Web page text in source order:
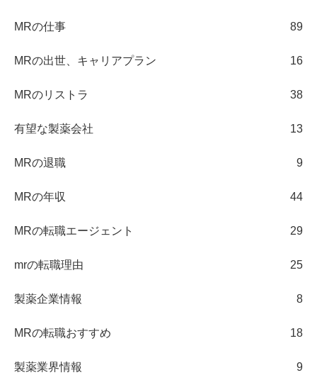
MRの仕事 89
MRの出世、キャリアプラン 16
MRのリストラ 38
有望な製薬会社 13
MRの退職 9
MRの年収 44
MRの転職エージェント 29
mrの転職理由 25
製薬企業情報 8
MRの転職おすすめ 18
製薬業界情報 9